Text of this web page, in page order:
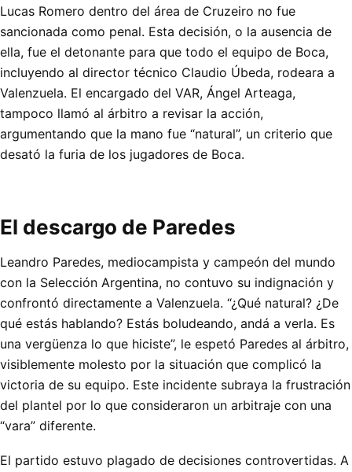
Lucas Romero dentro del área de Cruzeiro no fue
sancionada como penal. Esta decisión, o la ausencia de
ella, fue el detonante para que todo el equipo de Boca,
incluyendo al director técnico Claudio Úbeda, rodeara a
Valenzuela. El encargado del VAR, Ángel Arteaga,
tampoco llamó al árbitro a revisar la acción,
argumentando que la mano fue “natural”, un criterio que
desató la furia de los jugadores de Boca.
El descargo de Paredes
Leandro Paredes, mediocampista y campeón del mundo
con la Selección Argentina, no contuvo su indignación y
confrontó directamente a Valenzuela. “¿Qué natural? ¿De
qué estás hablando? Estás boludeando, andá a verla. Es
una vergüenza lo que hiciste”, le espetó Paredes al árbitro,
visiblemente molesto por la situación que complicó la
victoria de su equipo. Este incidente subraya la frustración
del plantel por lo que consideraron un arbitraje con una
“vara” diferente.
El partido estuvo plagado de decisiones controvertidas. A